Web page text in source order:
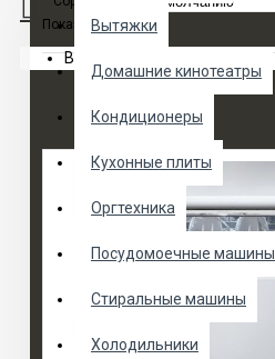
Вытяжки
Домашние кинотеатры
Кондиционеры
Кухонные плиты
Оргтехника
Посудомоечные машины
Стиральные машины
Холодильники
Ваша корзина пуста!
Показать: